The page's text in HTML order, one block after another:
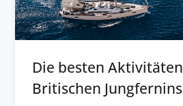
Die besten
Britischen